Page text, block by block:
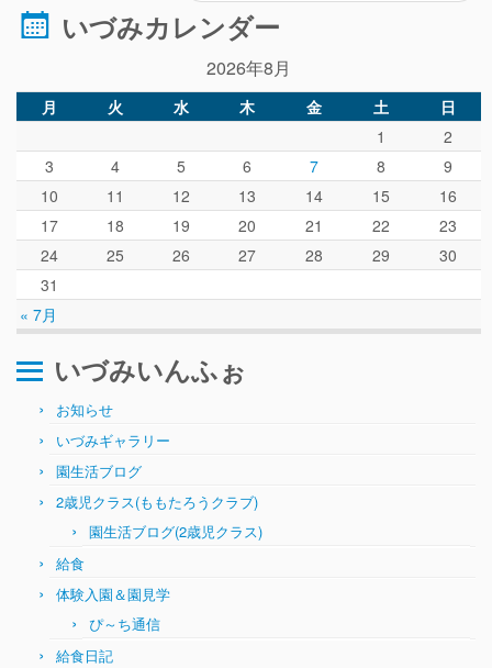
いづみカレンダー
2026年8月
月 火 水 木 金 土 日
« 7月
1
2
3
4 5 6 7 8
9
10
11 12 13 14 15
16
17
18 19 20 21 22
23
24
25 26 27 28 29
30
31
いづみいんふぉ
お知らせ
いづみギャラリー
園生活ブログ
2歳児クラス(ももたろうクラブ)
園生活ブログ(2歳児クラス)
給食
体験入園＆園見学
ぴ～ち通信
給食日記